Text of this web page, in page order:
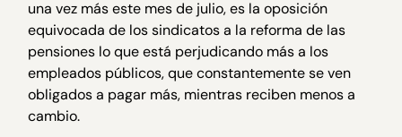
una vez más este mes de julio, es la oposición
equivocada de los sindicatos a la reforma de las
pensiones lo que está perjudicando más a los
empleados públicos, que constantemente se ven
obligados a pagar más, mientras reciben menos a
cambio.